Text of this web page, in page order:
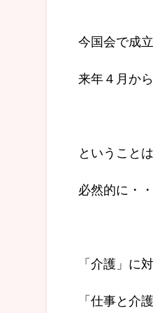
今国会で成
来年４月か
ということ
必然的に・・
「介護」に
「仕事と介